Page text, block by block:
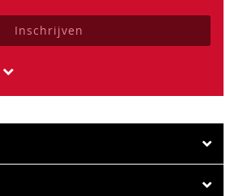
Inschrijven